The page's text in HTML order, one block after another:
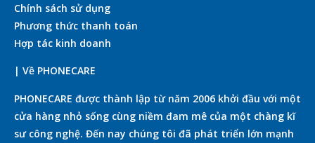
Chính sách sử dụng
Phương thức thanh toán
Hợp tác kinh doanh
| Về PHONECARE
PHONECARE được thành lập từ năm 2006 khởi đầu với một
cửa hàng nhỏ sống cùng niềm đam mê của một chàng kĩ
sư công nghệ. Đến nay chúng tôi đã phát triển lớn mạnh